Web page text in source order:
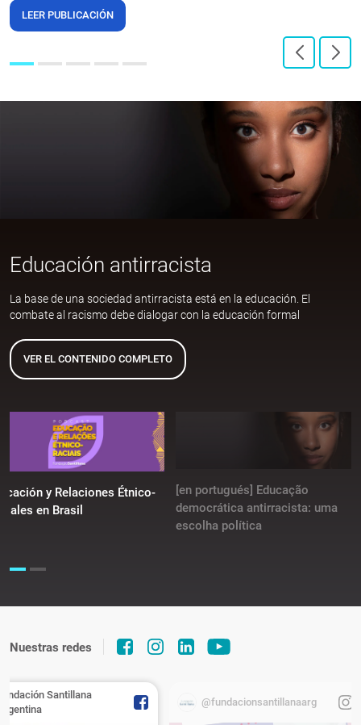
LEER PUBLICACIÓN
Educación antirracista
La base de una sociedad antirracista está en la educación. El
combate al racismo debe dialogar con la educación formal
VER EL CONTENIDO COMPLETO
y Relaciones Étnico-
en Brasil
[en portugués] Educação
democrática antirracista: uma
escolha política
Nuestras redes
Santillana
@fundacionsantillanaarg